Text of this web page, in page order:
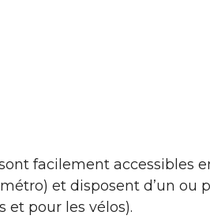
facilement accessibles
et disposent d’un ou
et pour les vélos).